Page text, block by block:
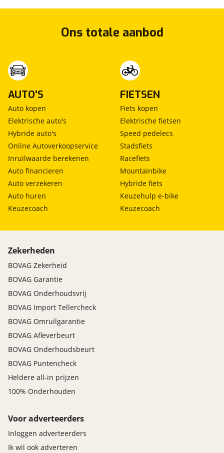
Ons totale aanbod
AUTO'S
Auto kopen
Elektrische auto's
Hybride auto's
Online Autoverkoopservice
Inruilwaarde berekenen
Auto financieren
Auto verzekeren
Auto huren
Keuzecoach
FIETSEN
Fiets kopen
Elektrische fietsen
Speed pedelecs
Stadsfiets
Racefiets
Mountainbike
Hybride fiets
Keuzehulp e-bike
Keuzecoach
Zekerheden
BOVAG Zekerheid
BOVAG Garantie
BOVAG Onderhoudsvrij
BOVAG Import Tellercheck
BOVAG Omruilgarantie
BOVAG Afleverbeurt
BOVAG Onderhoudsbeurt
BOVAG Puntencheck
Heldere all-in prijzen
100% Onderhouden
Voor adverteerders
Inloggen adverteerders
Ik wil ook adverteren